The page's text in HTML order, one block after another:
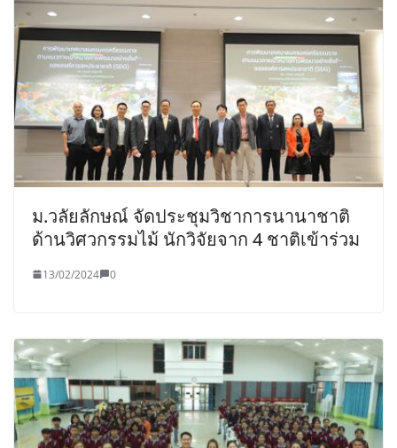
ม.วลัยลักษณ์ จัดประชุมวิชาการนานาชาติ
ด้านวิศวกรรมไม้ นักวิจัยจาก 4 ชาติเข้าร่วม
13/02/2024 0